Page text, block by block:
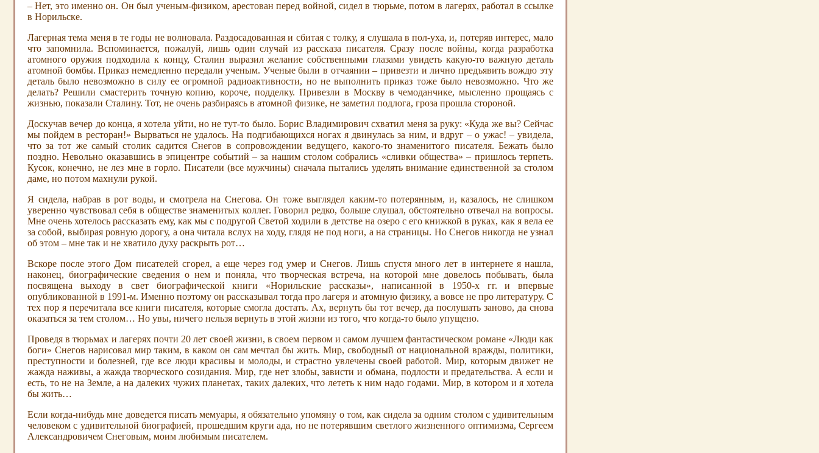
– Нет, это именно он. Он был ученым-физиком, арестован перед войной, сидел в тюрьме, потом в лагерях, работал в ссылке
в Норильске.
Лагерная тема меня в те годы не волновала. Раздосадованная и сбитая с толку, я слушала в пол-уха, и, потеряв интерес, мало
что запомнила. Вспоминается, пожалуй, лишь один случай из рассказа писателя. Сразу после войны, когда разработка
атомного оружия подходила к концу, Сталин выразил желание собственными глазами увидеть какую-то важную деталь
атомной бомбы. Приказ немедленно передали ученым. Ученые были в отчаянии – привезти и лично предъявить вождю эту
деталь было невозможно в силу ее огромной радиоактивности, но не выполнить приказ тоже было невозможно. Что же
делать? Решили смастерить точную копию, короче, подделку. Привезли в Москву в чемоданчике, мысленно прощаясь с
жизнью, показали Сталину. Тот, не очень разбираясь в атомной физике, не заметил подлога, гроза прошла стороной.
Доскучав вечер до конца, я хотела уйти, но не тут-то было. Борис Владимирович схватил меня за руку: «Куда же вы? Сейчас
мы пойдем в ресторан!» Вырваться не удалось. На подгибающихся ногах я двинулась за ним, и вдруг – о ужас! – увидела,
что за тот же самый столик садится Снегов в сопровождении ведущего, какого-то знаменитого писателя. Бежать было
поздно. Невольно оказавшись в эпицентре событий – за нашим столом собрались «сливки общества» – пришлось терпеть.
Кусок, конечно, не лез мне в горло. Писатели (все мужчины) сначала пытались уделять внимание единственной за столом
даме, но потом махнули рукой.
Я сидела, набрав в рот воды, и смотрела на Снегова. Он тоже выглядел каким-то потерянным, и, казалось, не слишком
уверенно чувствовал себя в обществе знаменитых коллег. Говорил редко, больше слушал, обстоятельно отвечал на вопросы.
Мне очень хотелось рассказать ему, как мы с подругой Светой ходили в детстве на озеро с его книжкой в руках, как я вела ее
за собой, выбирая ровную дорогу, а она читала вслух на ходу, глядя не под ноги, а на страницы. Но Снегов никогда не узнал
об этом – мне так и не хватило духу раскрыть рот…
Вскоре после этого Дом писателей сгорел, а еще через год умер и Снегов. Лишь спустя много лет в интернете я нашла,
наконец, биографические сведения о нем и поняла, что творческая встреча, на которой мне довелось побывать, была
посвящена выходу в свет биографической книги «Норильские рассказы», написанной в 1950-х гг. и впервые
опубликованной в 1991-м. Именно поэтому он рассказывал тогда про лагеря и атомную физику, а вовсе не про литературу. С
тех пор я перечитала все книги писателя, которые смогла достать. Ах, вернуть бы тот вечер, да послушать заново, да снова
оказаться за тем столом… Но увы, ничего нельзя вернуть в этой жизни из того, что когда-то было упущено.
Проведя в тюрьмах и лагерях почти 20 лет своей жизни, в своем первом и самом лучшем фантастическом романе «Люди как
боги» Снегов нарисовал мир таким, в каком он сам мечтал бы жить. Мир, свободный от национальной вражды, политики,
преступности и болезней, где все люди красивы и молоды, и страстно увлечены своей работой. Мир, которым движет не
жажда наживы, а жажда творческого созидания. Мир, где нет злобы, зависти и обмана, подлости и предательства. А если и
есть, то не на Земле, а на далеких чужих планетах, таких далеких, что лететь к ним надо годами. Мир, в котором и я хотела
бы жить…
Если когда-нибудь мне доведется писать мемуары, я обязательно упомяну о том, как сидела за одним столом с удивительным
человеком с удивительной биографией, прошедшим круги ада, но не потерявшим светлого жизненного оптимизма, Сергеем
Александровичем Снеговым, моим любимым писателем.